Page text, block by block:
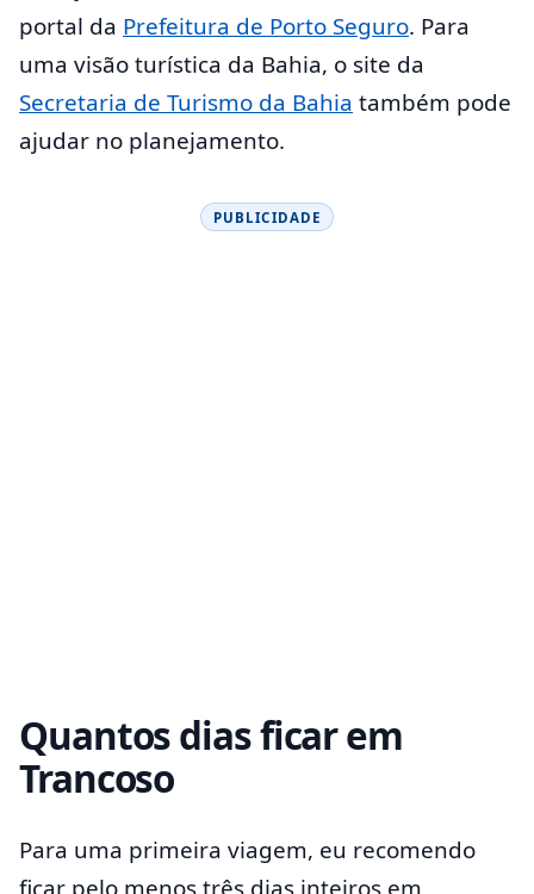
portal da Prefeitura de Porto Seguro. Para
uma visão turística da Bahia, o site da
Secretaria de Turismo da Bahia também pode
ajudar no planejamento.
PUBLICIDADE
Quantos dias ficar em
Trancoso
Para uma primeira viagem, eu recomendo